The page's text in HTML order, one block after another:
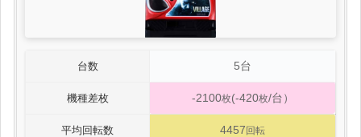
台数 5台
機種差枚 -2100枚(-420枚/台）
平均回転数 4457回転